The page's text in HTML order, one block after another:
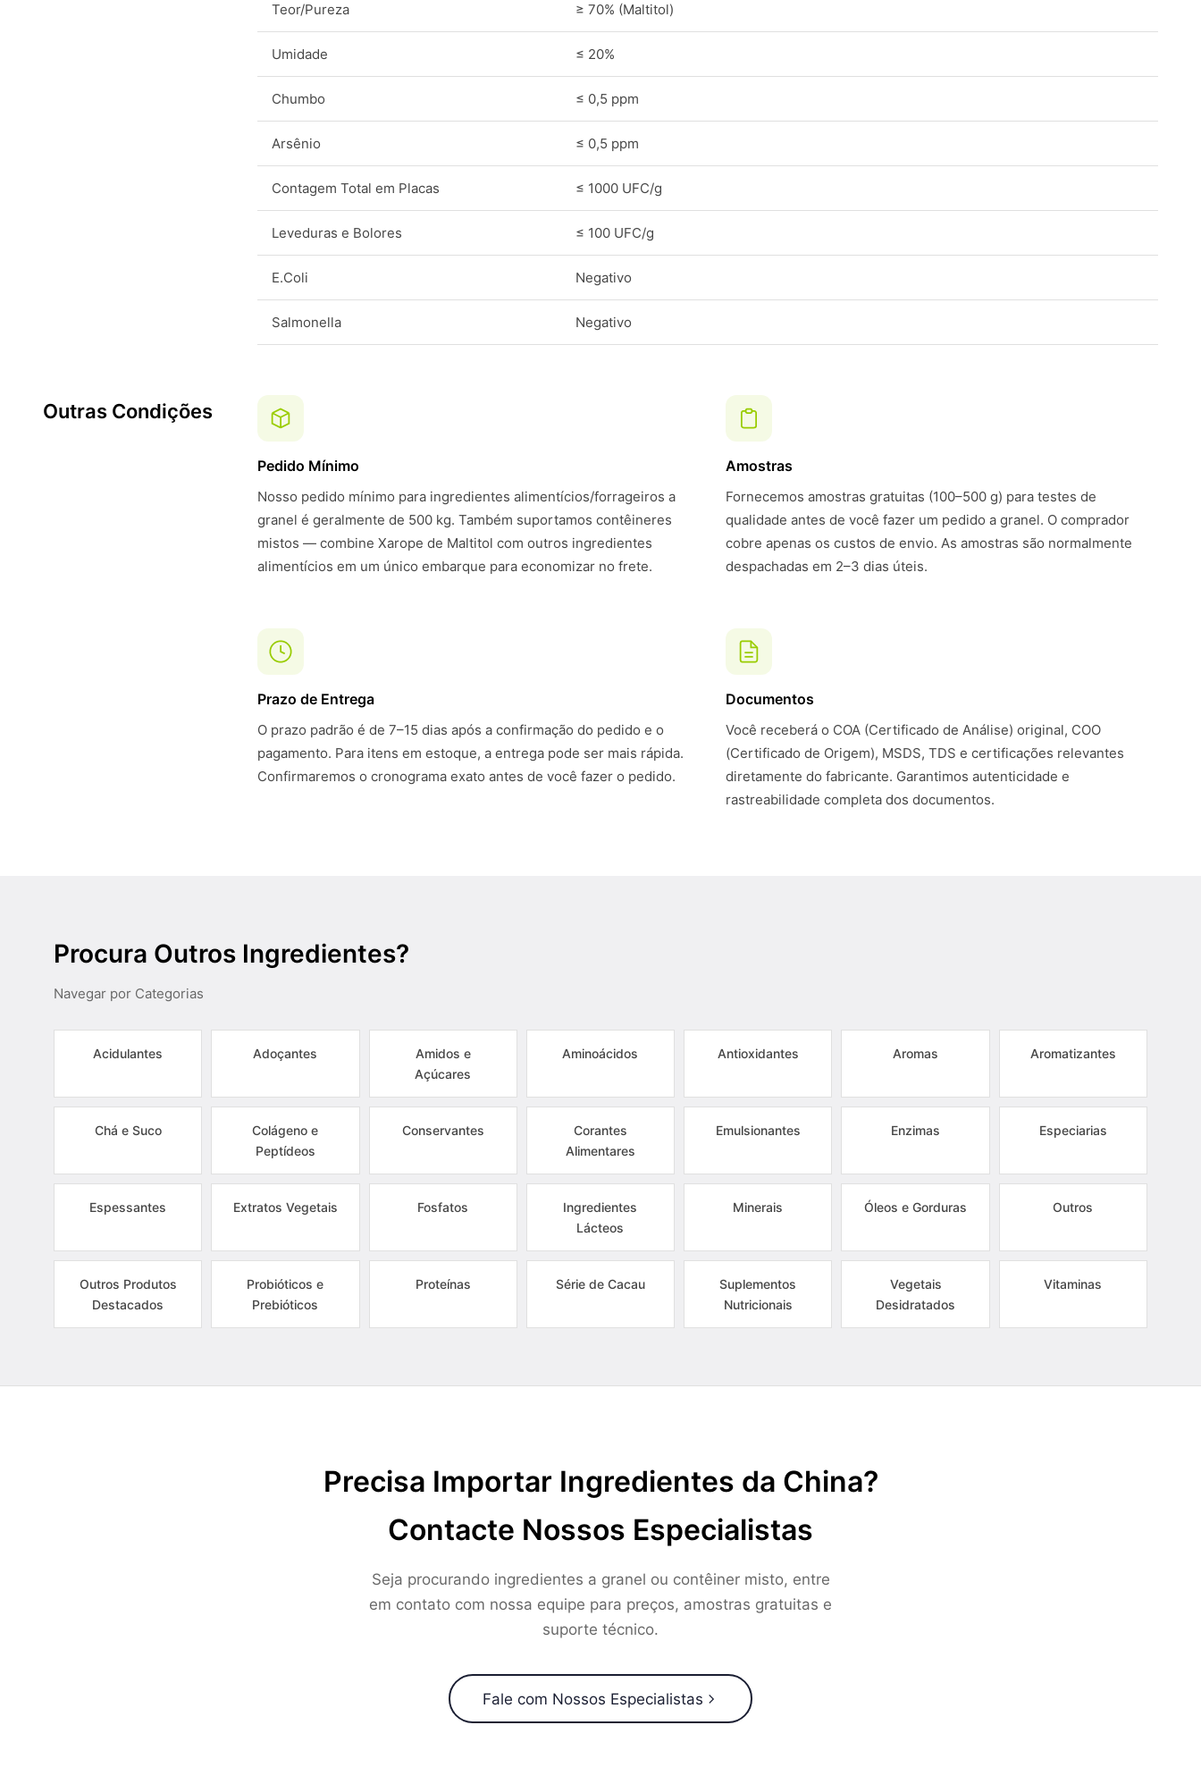
Teor/Pureza ≥ 70% (Maltitol)
Umidade ≤ 20%
Chumbo ≤ 0,5 ppm
Arsênio ≤ 0,5 ppm
Contagem Total em Placas ≤ 1000 UFC/g
Leveduras e Bolores ≤ 100 UFC/g
E.Coli Negativo
Salmonella Negativo
Outras Condições
Pedido Mínimo
Nosso pedido mínimo para ingredientes alimentícios/forrageiros a
granel é geralmente de 500 kg. Também suportamos contêineres
mistos — combine Xarope de Maltitol com outros ingredientes
alimentícios em um único embarque para economizar no frete.
Amostras
Fornecemos amostras gratuitas (100–500 g) para testes de
qualidade antes de você fazer um pedido a granel. O comprador
cobre apenas os custos de envio. As amostras são normalmente
despachadas em 2–3 dias úteis.
Prazo de Entrega
O prazo padrão é de 7–15 dias após a confirmação do pedido e o
pagamento. Para itens em estoque, a entrega pode ser mais rápida.
Confirmaremos o cronograma exato antes de você fazer o pedido.
Documentos
Você receberá o COA (Certificado de Análise) original, COO
(Certificado de Origem), MSDS, TDS e certificações relevantes
diretamente do fabricante. Garantimos autenticidade e
rastreabilidade completa dos documentos.
Procura Outros Ingredientes?
Navegar por Categorias
Acidulantes Adoçantes
Amidos e
Açúcares
Aminoácidos Antioxidantes Aromas Aromatizantes
Chá e Suco
Colágeno e
Peptídeos
Conservantes
Corantes
Alimentares
Emulsionantes Enzimas Especiarias
Espessantes Extratos Vegetais Fosfatos
Ingredientes
Lácteos
Minerais Óleos e Gorduras Outros
Outros Produtos
Destacados
Probióticos e
Prebióticos
Proteínas Série de Cacau
Suplementos
Nutricionais
Vegetais
Desidratados
Vitaminas
Precisa Importar Ingredientes da China?
Contacte Nossos Especialistas
Seja procurando ingredientes a granel ou contêiner misto, entre
em contato com nossa equipe para preços, amostras gratuitas e
suporte técnico.
Fale com Nossos Especialistas